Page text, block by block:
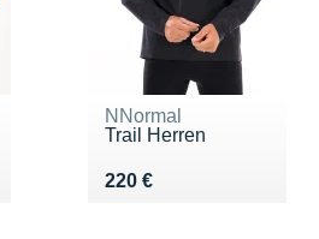
NNormal
Trail Herren
220 €
Vendu 220 €